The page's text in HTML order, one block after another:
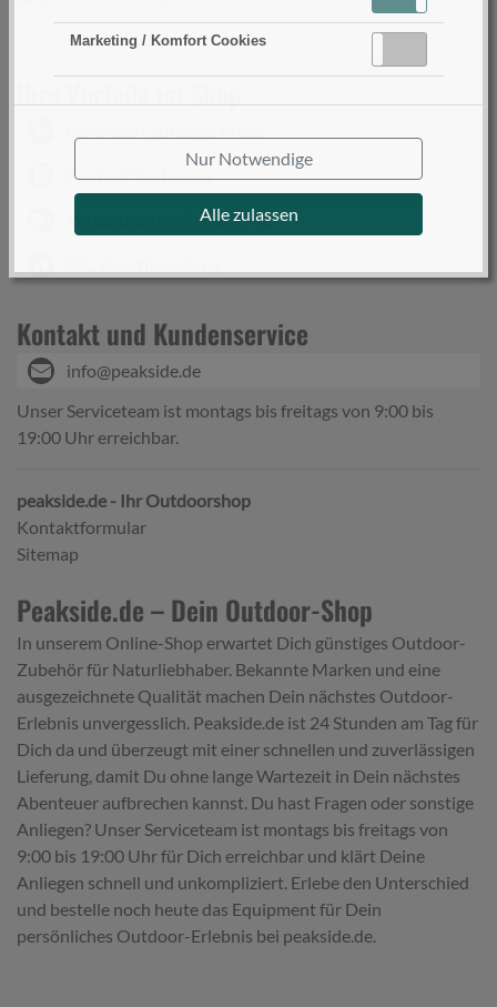
Marketing / Komfort Cookies
Nur Notwendige
Alle zulassen
Kauf auf Rechnung
Versandkostenfrei ab 199€
Kontakt und Kundenservice
info@peakside.de
Unser Serviceteam ist montags bis freitags von 9:00 bis
19:00 Uhr erreichbar.
peakside.de - Ihr Outdoorshop
Kontaktformular
Sitemap
Peakside.de – Dein Outdoor-Shop
In unserem Online-Shop erwartet Dich günstiges Outdoor-
Zubehör für Naturliebhaber. Bekannte Marken und eine
ausgezeichnete Qualität machen Dein nächstes Outdoor-
Erlebnis unvergesslich. Peakside.de ist 24 Stunden am Tag für
Dich da und überzeugt mit einer schnellen und zuverlässigen
Lieferung, damit Du ohne lange Wartezeit in Dein nächstes
Abenteuer aufbrechen kannst. Du hast Fragen oder sonstige
Anliegen? Unser Serviceteam ist montags bis freitags von
9:00 bis 19:00 Uhr für Dich erreichbar und klärt Deine
Anliegen schnell und unkompliziert. Erlebe den Unterschied
und bestelle noch heute das Equipment für Dein
persönliches Outdoor-Erlebnis bei peakside.de.